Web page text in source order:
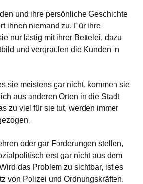
und ihre persönliche Geschichte
ihnen niemand zu. Für ihre
nur lästig mit ihrer Bettelei, dazu
und vergraulen die Kunden in
sie meistens gar nicht, kommen sie
aus anderen Orten in die Stadt
zu viel für sie tut, werden immer
oder gar Forderungen stellen,
erst gar nicht aus dem
das Problem zu sichtbar, ist es
von Polizei und Ordnungskräften.